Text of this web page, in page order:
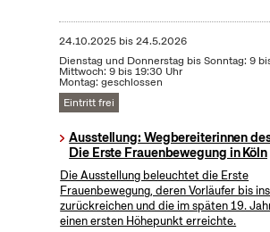
24.10.2025bis24.5.2026
Dienstag und Donnerstag bis Sonntag: 9
Mittwoch: 9 bis 19:30 Uhr
Montag: geschlossen
Eintritt frei
Ausstellung: Wegbereiterinnen
Die Erste Frauenbewegung in Köln
Die Ausstellung beleuchtet die Erste
Frauenbewegung, deren Vorläufer bis
zurückreichen und die im späten 19.
einen ersten Höhepunkt erreichte.